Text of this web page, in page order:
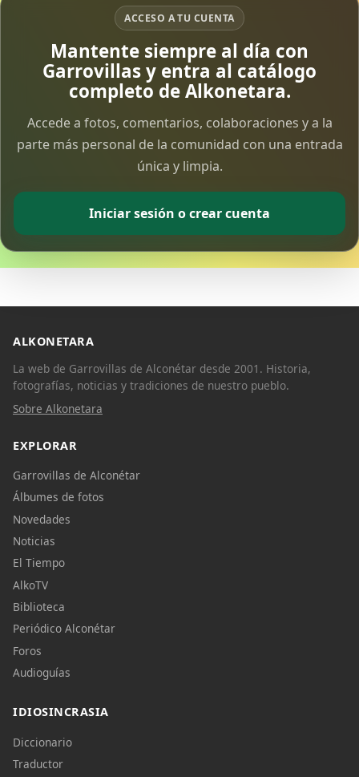
ACCESO A TU CUENTA
Mantente siempre al día con
Garrovillas y entra al catálogo
completo de Alkonetara.
Accede a fotos, comentarios, colaboraciones y a la
parte más personal de la comunidad con una entrada
única y limpia.
Iniciar sesión o crear cuenta
ALKONETARA
La web de Garrovillas de Alconétar desde 2001. Historia,
fotografías, noticias y tradiciones de nuestro pueblo.
Sobre Alkonetara
EXPLORAR
Garrovillas de Alconétar
Álbumes de fotos
Novedades
Noticias
El Tiempo
AlkoTV
Biblioteca
Periódico Alconétar
Foros
Audioguías
IDIOSINCRASIA
Diccionario
Traductor